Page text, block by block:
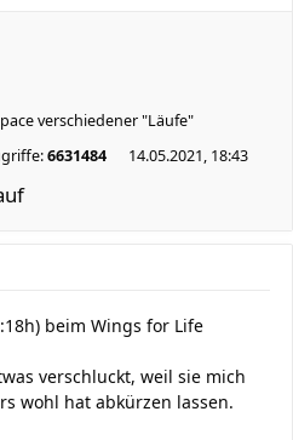
verschiedener "Läufe"
6631484 14.05.2021, 18:43
beim Wings for Life
verschluckt, weil sie mich
wohl hat abkürzen lassen.